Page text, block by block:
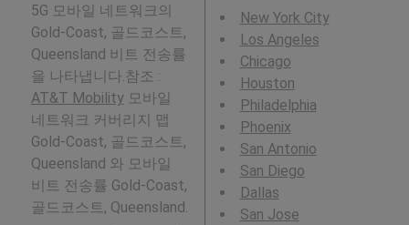
5G 모바일 네트워크의
Gold-Coast, 골드코스트,
Queensland 비트 전송률
을 나타냅니다.참조 :
AT&T Mobility모바일
네트워크 커버리지 맵
Gold-Coast, 골드코스트,
Queensland 와 모바일
비트 전송률 Gold-Coast,
골드코스트, Queensland.
New York City
Los Angeles
Chicago
Houston
Philadelphia
Phoenix
San Antonio
San Diego
Dallas
San Jose